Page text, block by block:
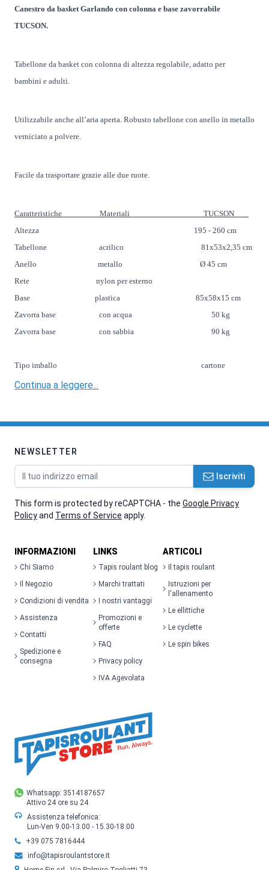
Canestro da basket Garlando con colonna e base zavorrabile
TUCSON.
Tabellone da basket con colonna di altezza regolabile, adatto per
bambini e adulti.
Utilizzabile anche all’aria aperta. Robusto tabellone con anello in metallo
verniciato a polvere.
Facile da trasportare grazie alle due ruote.
Caratteristiche Materiali TUCSON
Altezza 195 - 260 cm
Tabellone acrilico 81x53x2,35 cm
Anello metallo Ø 45 cm
Rete nylon per esterno
Base plastica 85x58x15 cm
Zavorra base con acqua 50 kg
Zavorra base con sabbia 90 kg
Tipo imballo cartone
Continua a leggere...
Whatsapp: 3514187657
Attivo 24 ore su 24
Assistenza telefonica:
Lun-Ven 9.00-13.00 - 15.30-18.00
+39 075 7816444
info@tapisroulantstore.it
NEWSLETTER
Indirizzo email Iscriviti
This form is protected by reCAPTCHA - the Google Privacy
Policyand Terms of Service apply.
INFORMAZIONI
Chi Siamo
Il Negozio
Condizioni di vendita
Assistenza
Contatti
Spedizione e
consegna
LINKS
Tapis roulant blog
Marchi trattati
I nostri vantaggi
Promozioni e
offerte
FAQ
Privacy policy
IVA Agevolata
ARTICOLI
Il tapis roulant
Istruzioni per
l'allenamento
Le ellittiche
Le cyclette
Le spin bikes